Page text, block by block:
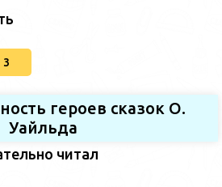
3
героев сказок О.
Уайльда
читал